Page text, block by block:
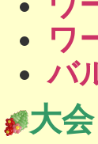
ワ
バ
大